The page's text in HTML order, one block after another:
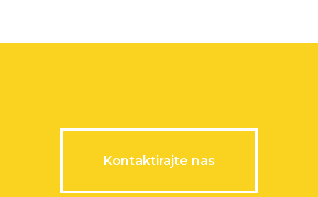
Kontaktirajte nas